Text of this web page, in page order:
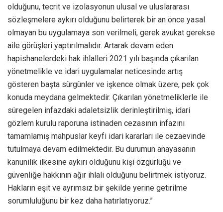
olduğunu, tecrit ve izolasyonun ulusal ve uluslararası
sözleşmelere aykırı olduğunu belirterek bir an önce yasal
olmayan bu uygulamaya son verilmeli, gerek avukat gerekse
aile görüşleri yaptırılmalıdır. Artarak devam eden
hapishanelerdeki hak ihlalleri 2021 yılı başında çıkarılan
yönetmelikle ve idari uygulamalar neticesinde artış
gösteren başta sürgünler ve işkence olmak üzere, pek çok
konuda meydana gelmektedir. Çıkarılan yönetmeliklerle ile
süregelen infazdaki adaletsizlik derinleştirilmiş, idari
gözlem kurulu raporuna istinaden cezasının infazını
tamamlamış mahpuslar keyfi idari kararları ile cezaevinde
tutulmaya devam edilmektedir. Bu durumun anayasanın
kanunilik ilkesine aykırı olduğunu kişi özgürlüğü ve
güvenliğe hakkının ağır ihlali olduğunu belirtmek istiyoruz.
Hakların eşit ve ayrımsız bir şekilde yerine getirilme
sorumluluğunu bir kez daha hatırlatıyoruz.”